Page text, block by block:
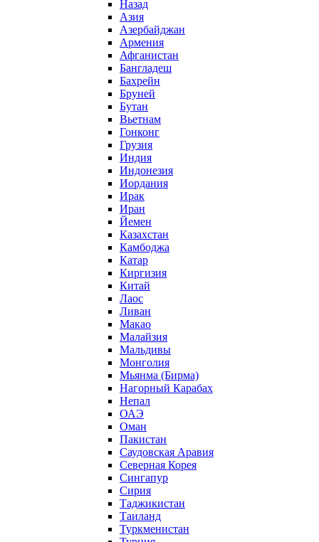
Назад
Азия
Азербайджан
Армения
Афганистан
Бангладеш
Бахрейн
Бруней
Бутан
Вьетнам
Гонконг
Грузия
Индия
Индонезия
Иордания
Ирак
Иран
Йемен
Казахстан
Камбоджа
Катар
Киргизия
Китай
Лаос
Ливан
Макао
Малайзия
Мальдивы
Монголия
Мьянма (Бирма)
Нагорный Карабах
Непал
ОАЭ
Оман
Пакистан
Саудовская Аравия
Северная Корея
Сингапур
Сирия
Таджикистан
Таиланд
Туркменистан